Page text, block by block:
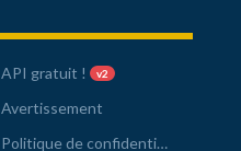
API gratuit ! v2
Avertissement
Politique de confidentialité